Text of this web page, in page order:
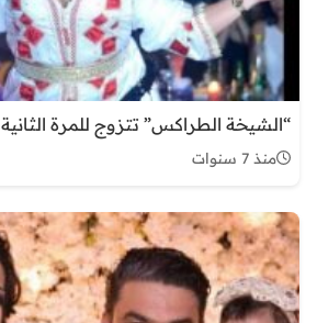
“الشيخة الطراكس” تتزوج للمرة الثانية
منذ 7 سنوات